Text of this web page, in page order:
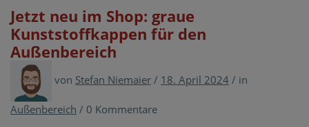
Jetzt neu im Shop: graue
Kunststoffkappen für den
Außenbereich
von Stefan Niemaier / 18. April 2024 / in
Außenbereich / 0 Kommentare